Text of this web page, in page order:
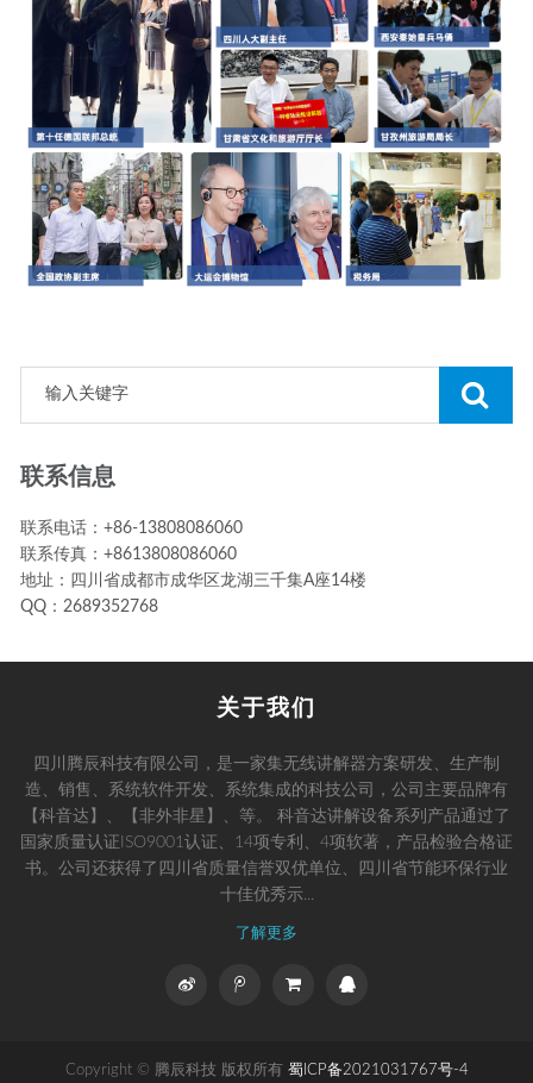
联系信息
联系电话：+86-13808086060
联系传真：+8613808086060
地址：四川省成都市成华区龙湖三千集A座14楼
QQ：2689352768
关于我们
四川腾辰科技有限公司，是一家集无线讲解器方案研发、生产制
造、销售、系统软件开发、系统集成的科技公司，公司主要品牌有
【科音达】、【非外非星】、等。 科音达讲解设备系列产品通过了
国家质量认证ISO9001认证、14项专利、4项软著，产品检验合格证
书。公司还获得了四川省质量信誉双优单位、四川省节能环保行业
十佳优秀示...
了解更多
Copyright © 腾辰科技 版权所有 蜀ICP备2021031767号-4